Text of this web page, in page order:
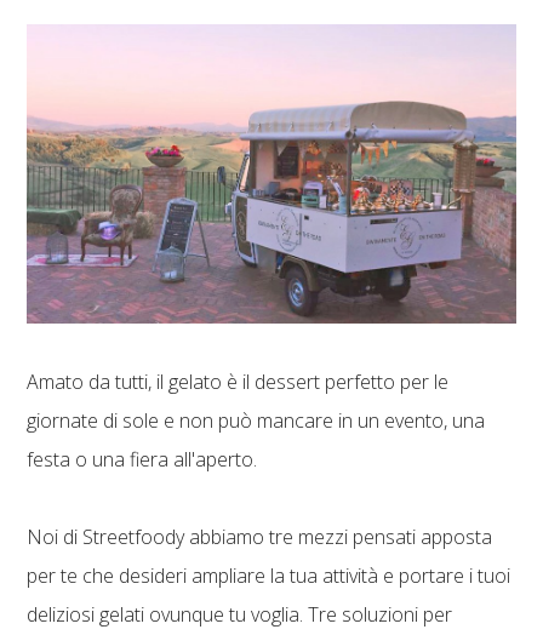
Amato da tutti, il gelato è il dessert perfetto per le
giornate di sole e non può mancare in un evento, una
festa o una fiera all'aperto.
Noi di Streetfoody abbiamo tre mezzi pensati apposta
per te che desideri ampliare la tua attività e portare i tuoi
deliziosi gelati ovunque tu voglia. Tre soluzioni per